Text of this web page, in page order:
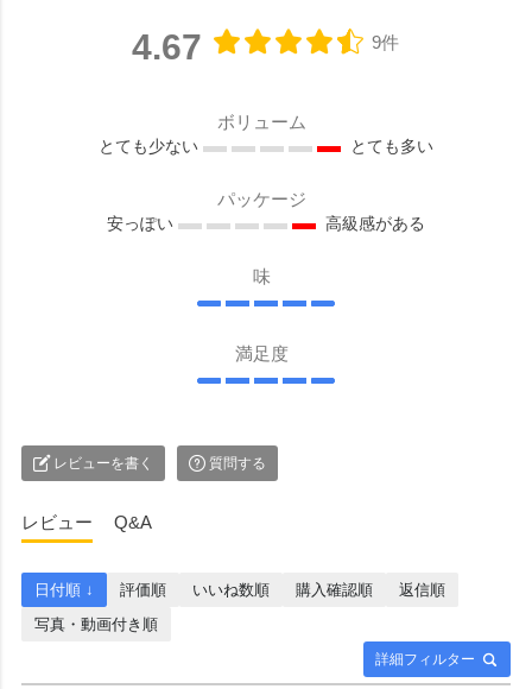
4.67 9件
ボリューム
とても少ない とても多い
パッケージ
安っぽい 高級感がある
味
満足度
レビューを書く 質問する
レビュー Q&A
詳細フィルター
日付順 ↓ 評価順 いいね数順 購入確認順
返信順
写真・動画付き順